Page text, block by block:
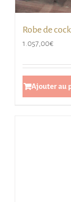
Robe de
1.057,00€
Ajouter au